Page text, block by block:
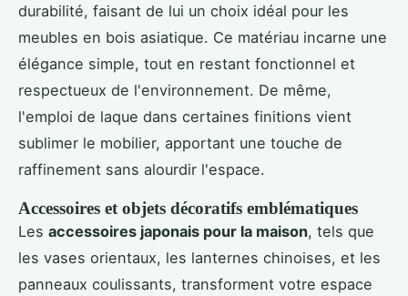
durabilité, faisant de lui un choix idéal pour les
meubles en bois asiatique. Ce matériau incarne une
élégance simple, tout en restant fonctionnel et
respectueux de l'environnement. De même,
l'emploi de laque dans certaines finitions vient
sublimer le mobilier, apportant une touche de
raffinement sans alourdir l'espace.
Accessoires et objets décoratifs emblématiques
Les accessoires japonais pour la maison, tels que
les vases orientaux, les lanternes chinoises, et les
panneaux coulissants, transforment votre espace